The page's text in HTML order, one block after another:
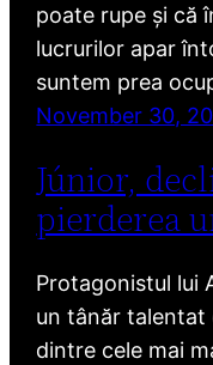
poate rupe și că
lucrurilor apar
suntem prea
November 30,
Júnior,
pierderea
Protagonistul lui
un tânăr talentat
dintre cele mai